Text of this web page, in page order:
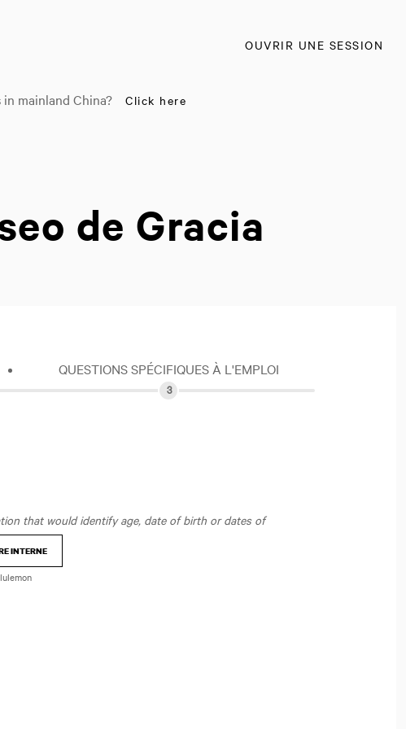
OUVRIR UNE SESSION
mainland China? Click here
de Gracia
QUESTIONS SPÉCIFIQUES À L'EMPLOI
that would identify age, date of birth or dates of
INTERNE